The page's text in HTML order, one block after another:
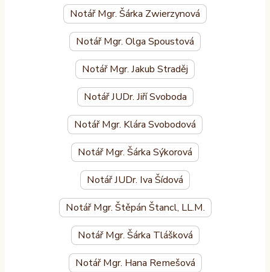
Notář Mgr. Šárka Zwierzynová
Notář Mgr. Olga Spoustová
Notář Mgr. Jakub Straděj
Notář JUDr. Jiří Svoboda
Notář Mgr. Klára Svobodová
Notář Mgr. Šárka Sýkorová
Notář JUDr. Iva Šídová
Notář Mgr. Štěpán Štancl, LL.M.
Notář Mgr. Šárka Tlášková
Notář Mgr. Hana Remešová